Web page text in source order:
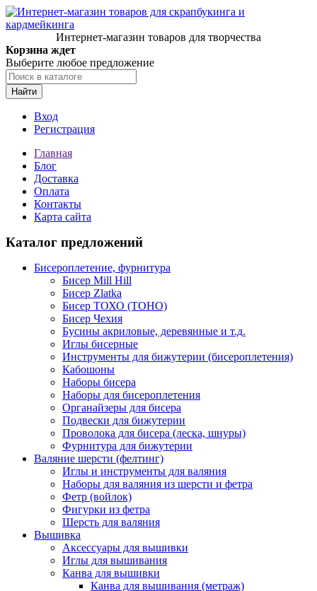
Интернет-магазин товаров для творчества
Корзина ждет
Выберите любое предложение
Найти
Вход
Регистрация
Главная
Блог
Доставка
Оплата
Контакты
Карта сайта
Каталог предложений
Бисероплетение, фурнитура
Бисер Mill Hill
Бисер Zlatka
Бисер ТОХО (TOHO)
Бисер Чехия
Бусины акриловые, деревянные и т.д.
Иглы бисерные
Инструменты для бижутерии (бисероплетения)
Кабошоны
Наборы бисера
Наборы для бисероплетения
Органайзеры для бисера
Подвески для бижутерии
Проволока для бисера (леска, шнуры)
Фурнитура для бижутерии
Валяние шерсти (фелтинг)
Иглы и инструменты для валяния
Наборы для валяния из шерсти и фетра
Фетр (войлок)
Фигурки из фетра
Шерсть для валяния
Вышивка
Аксессуары для вышивки
Иглы для вышивания
Канва для вышивки
Канва для вышивания (метраж)